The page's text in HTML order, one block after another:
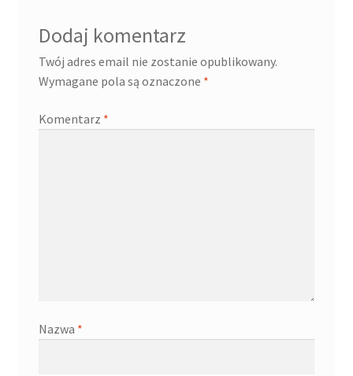
Dodaj komentarz
Twój adres email nie zostanie opublikowany.
Wymagane pola są oznaczone *
Komentarz *
Nazwa *